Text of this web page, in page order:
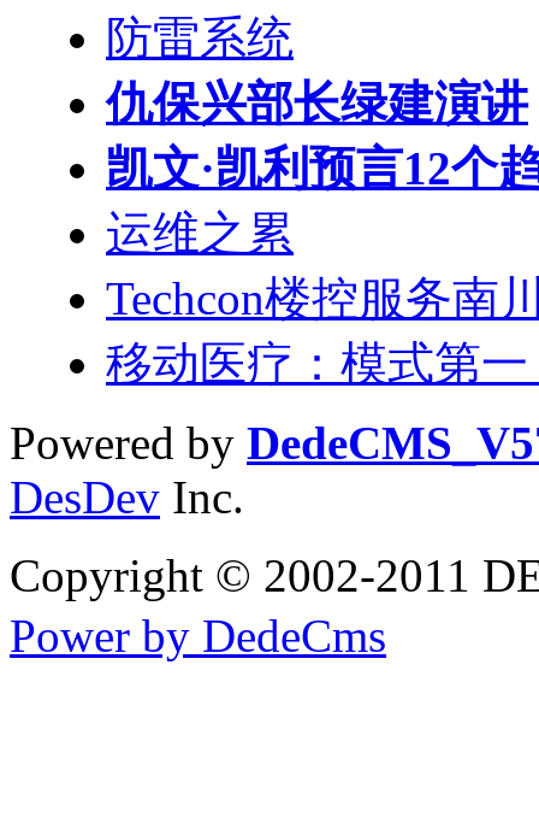
防雷系统
仇保兴部长绿建演讲
凯文·凯利预言12个
运维之累
Techcon楼控服务南
移动医疗：模式第
Powered by
DesDev Inc.
Copyright © 2002-2011
Power by DedeCms